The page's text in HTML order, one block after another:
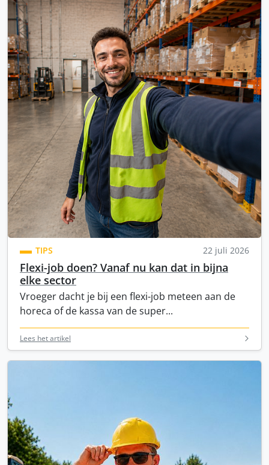
TIPS 22 juli 2026
Flexi-job doen? Vanaf nu kan dat in bijna
elke sector
Vroeger dacht je bij een flexi-job meteen aan de
horeca of de kassa van de super...
Lees het artikel